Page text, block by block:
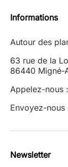
Informations
Autour des
63 rue de la
86440 Migné-
Appelez-nous :
Envoyez-nous
Newsletter